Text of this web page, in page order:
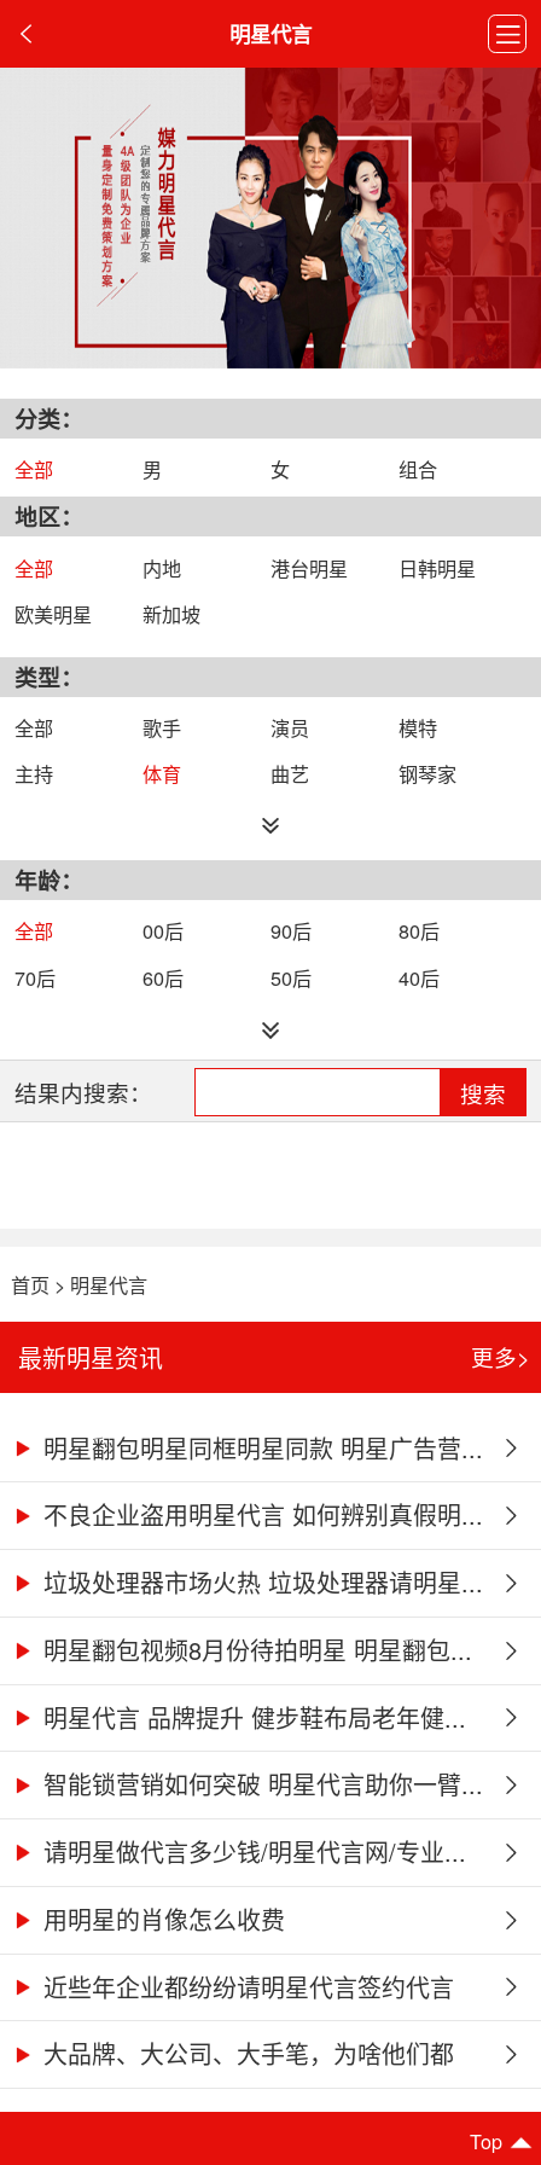
明星代言
分类：
全部 男 女 组合
地区：
全部 内地 港台明星
日韩明星
欧美明星
新加坡
类型：
全部 歌手 演员
模特
主持
体育 曲艺 钢琴家
年龄：
全部 00后 90后
80后
70后
60后 50后 40后
结果内搜索： 搜索
首页 > 明星代言
最新明星资讯 更多>
明星翻包明星同框明星同款 明星广告营...
不良企业盗用明星代言 如何辨别真假明...
垃圾处理器市场火热 垃圾处理器请明星...
明星翻包视频8月份待拍明星 明星翻包...
明星代言 品牌提升 健步鞋布局老年健...
智能锁营销如何突破 明星代言助你一臂...
请明星做代言多少钱/明星代言网/专业...
用明星的肖像怎么收费
近些年企业都纷纷请明星代言签约代言
人...大品牌、大公司、大手笔，为啥他们都
喜...
Top